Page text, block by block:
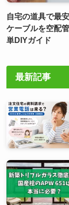
自宅の道具で最
ケーブルを空配
単DIYガイド
最新記事